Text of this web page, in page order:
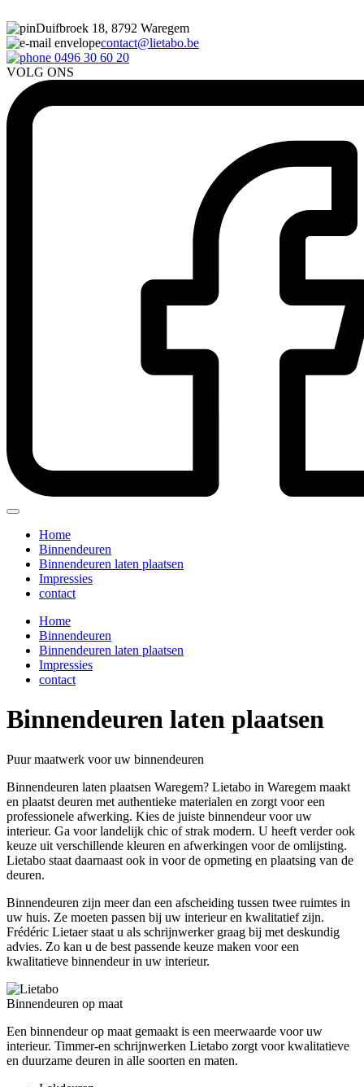
Duifbroek 18, 8792 Waregem
contact@lietabo.be
0496 30 60 20
VOLG ONS
Home
Binnendeuren
Binnendeuren laten plaatsen
Impressies
contact
Home
Binnendeuren
Binnendeuren laten plaatsen
Impressies
contact
Binnendeuren laten plaatsen
Puur maatwerk voor uw binnendeuren
Binnendeuren laten plaatsen Waregem? Lietabo in Waregem maakt
en plaatst deuren met authentieke materialen en zorgt voor een
professionele afwerking. Kies de juiste binnendeur voor uw
interieur. Ga voor landelijk chic of strak modern. U heeft verder ook
keuze uit verschillende kleuren en afwerkingen voor de omlijsting.
Lietabo staat daarnaast ook in voor de opmeting en plaatsing van de
deuren.
Binnendeuren zijn meer dan een afscheiding tussen twee ruimtes in
uw huis. Ze moeten passen bij uw interieur en kwalitatief zijn.
Frédéric Lietaer staat u als schrijnwerker graag bij met deskundig
advies. Zo kan u de best passende keuze maken voor een
kwalitatieve binnendeur in uw interieur.
Binnendeuren op maat
Een binnendeur op maat gemaakt is een meerwaarde voor uw
interieur. Timmer-en schrijnwerken Lietabo zorgt voor kwalitatieve
en duurzame deuren in alle soorten en maten.